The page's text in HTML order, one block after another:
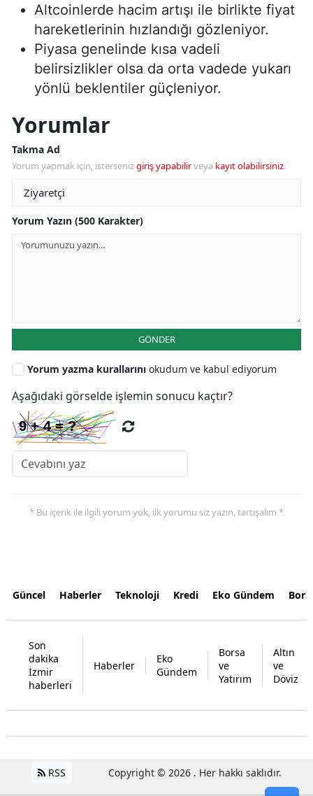
Altcoinlerde hacim artışı ile birlikte fiyat
hareketlerinin hızlandığı gözleniyor.
Piyasa genelinde kısa vadeli
belirsizlikler olsa da orta vadede yukarı
yönlü beklentiler güçleniyor.
Yorumlar
Takma Ad
Yorum yapmak için, istersenizgiriş yapabilirveya kayıt olabilirsiniz.
Yorum Yazın (500 Karakter)
GÖNDER
Yorum yazma kurallarını okudum ve kabul ediyorum
Aşağıdaki görselde işlemin sonucu kaçtır?
* Bu içerik ile ilgili yorum yok, ilk yorumu siz yazın, tartışalım *
Güncel Haberler Teknoloji Kredi Eko Gündem
Son
dakika
İzmir
haberleri
Haberler
Eko
Gündem
Borsa
ve
Yatırım
Altın
ve
Döviz
RSS Copyright © 2026 . Her hakkı saklıdır.